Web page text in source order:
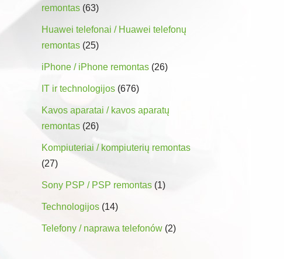
remontas (63)
Huawei telefonai / Huawei telefonų
remontas (25)
iPhone / iPhone remontas (26)
IT ir technologijos (676)
Kavos aparatai / kavos aparatų
remontas (26)
Kompiuteriai / kompiuterių remontas
(27)
Sony PSP / PSP remontas (1)
Technologijos (14)
Telefony / naprawa telefonów (2)